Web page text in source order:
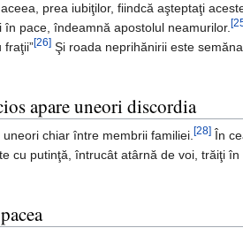
prea iubiţilor, fiindcă aşteptaţi
pace, îndeamnă apostolul neamurilor.
fraţii”[26] Şi roada neprihănirii este
apare uneori discordia
chiar între membrii familiei.[28] În
cu putinţă, întrucât atârnă de voi, trăiţi în